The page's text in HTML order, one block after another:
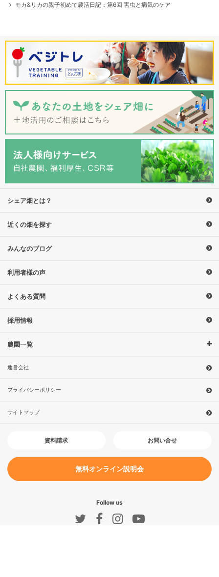
モカ&リカの親子初めて農活日記：第6回 害虫と病気のケア
シェア畑とは？
近くの畑を探す
みんなのブログ
利用者様の声
よくある質問
採用情報
農園一覧
運営会社
プライバシーポリシー
サイトマップ
資料請求 お問い合せ
無料オンライン説明会
Follow us